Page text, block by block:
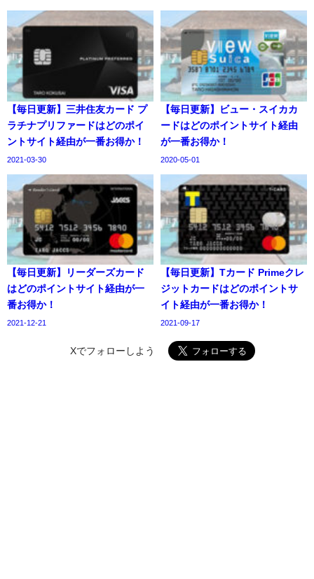
【毎日更新】三井住友カード プ
ラチナプリファードはどのポイ
ントサイト経由が一番お得か！
2021-03-30
【毎日更新】ビュー・スイカカ
ードはどのポイントサイト経由
が一番お得か！
2020-05-01
【毎日更新】リーダーズカード
はどのポイントサイト経由が一
番お得か！
2021-12-21
【毎日更新】Tカード Primeクレ
ジットカードはどのポイントサ
イト経由が一番お得か！
2021-09-17
Xでフォローしよう